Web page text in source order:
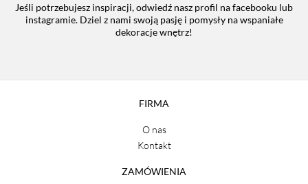
Jeśli potrzebujesz inspiracji, odwiedź nasz profil na facebooku lub
instagramie. Dziel z nami swoją pasję i pomysły na wspaniałe
dekoracje wnętrz!
FIRMA
O nas
Kontakt
ZAMÓWIENIA